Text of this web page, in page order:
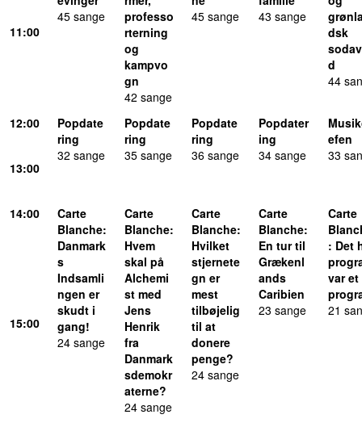
45 sange
professo
rterning
og
kampvo
gn
42 sange
45 sange
43 sange
dsk
d
44
11:00
12:00
Popdate
ring
32 sange
Popdate
ring
35 sange
Popdate
ring
36 sange
Popdater
ing
34 sange
efen
33
13:00
14:00
Carte
Blanche:
Danmark
s
Indsamli
ngen er
skudt i
gang!
24 sange
Carte
Blanche:
Hvem
skal på
Alchemi
st med
Jens
Henrik
fra
Danmark
sdemokr
aterne?
24 sange
Carte
Blanche:
Hvilket
stjernete
gn er
mest
tilbøjelig
til at
donere
penge?
24 sange
Carte
Blanche:
En tur til
Grækenl
ands
Caribien
23 sange
Carte
: Det
var et
21
15:00